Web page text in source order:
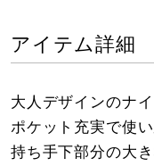
アイテム詳細
大人デザインのナ
ポケット充実で使
持ち手下部分の大